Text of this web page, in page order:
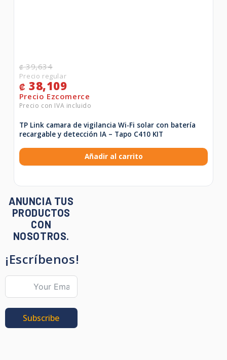
₡39,634
₡ 38,109
TP Link camara de vigilancia Wi-Fi solar con batería
recargable y detección IA – Tapo C410 KIT
Añadir al carrito
ANUNCIA TUS
PRODUCTOS
CON
NOSOTROS.
¡Escríbenos!
Subscribe